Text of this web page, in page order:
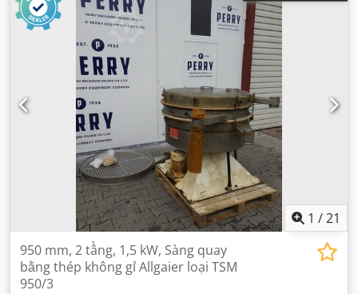
1 /21
950 mm, 2 tầng, 1,5 kW, Sàng quay
bằng thép không gỉ Allgaier loại TSM
950/3